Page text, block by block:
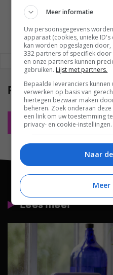
REAGEREN
Reacties(0)
Plaats reactie
Lees meer
Meer informatie
Uw persoonsgegevens
apparaat (cookies, unieke
kan worden opgeslagen
332 partners of specifiek
en onze partners kunnen
gebruiken. Lijst met partners.
Bepaalde leveranciers
verwerken op basis van
hiertegen bezwaar maken
beheren. Zoek onderaan
een link om uw toestemming
privacy- en cookie-instellingen.
Naar